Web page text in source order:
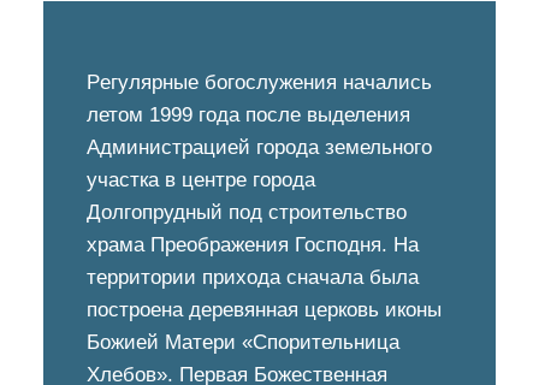
Pегулярные богослужения начались
летом 1999 года после выделения
Администрацией города земельного
участка в центре города
Долгопрудный под строительство
храма Преображения Господня. На
территории прихода сначала была
построена деревянная церковь иконы
Божией Матери «Спорительница
Хлебов». Первая Божественная